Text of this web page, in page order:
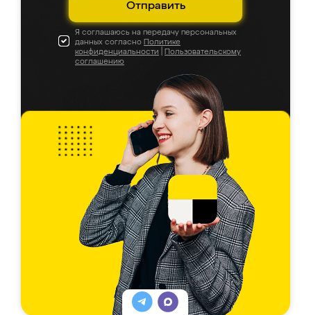
Отправить
Я соглашаюсь на передачу персональных
данных согласно Политике
конфиденциальности
Пользовательскому
соглашению